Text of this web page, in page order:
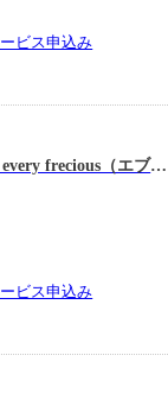
ビス申込み
浄水ウォーターサーバー every frecious（エブリィフレシャス）
ビス申込み